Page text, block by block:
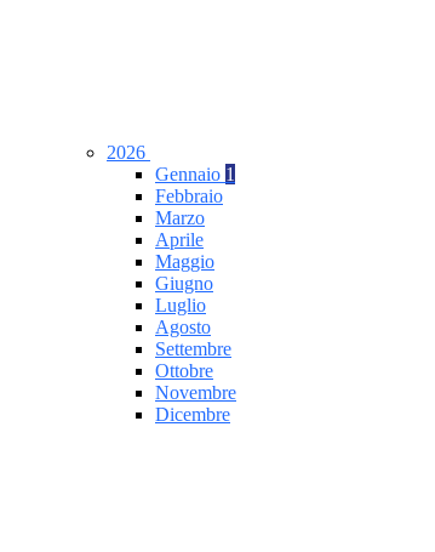
2026
Gennaio 1
Febbraio
Marzo
Aprile
Maggio
Giugno
Luglio
Agosto
Settembre
Ottobre
Novembre
Dicembre